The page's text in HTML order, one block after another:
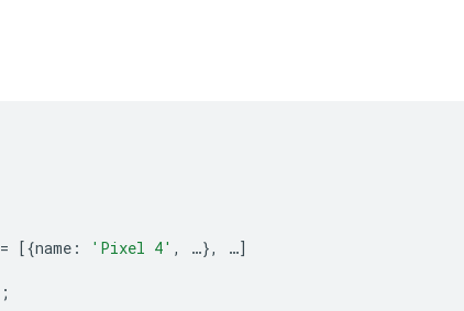
= [{name : 'Pixel 4' , …}, …]
;